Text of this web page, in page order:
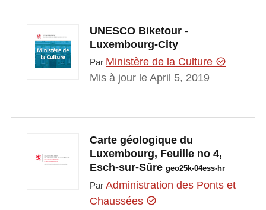
UNESCO Biketour -
Luxembourg-City
Par Ministère de la Culture
Mis à jour le April 5, 2019
Carte géologique du
Luxembourg, Feuille no 4,
Esch-sur-Sûre geo25k-04ess-hr
Par Administration des Ponts et
Chaussées